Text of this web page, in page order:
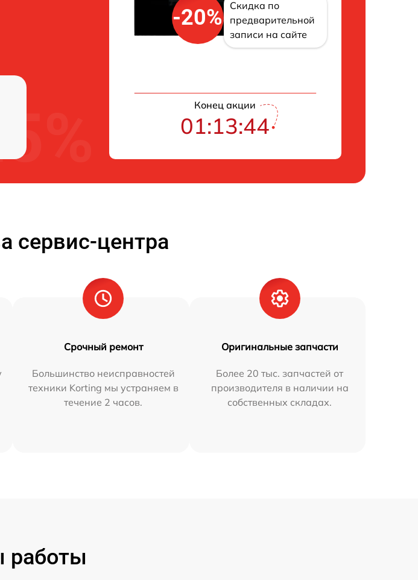
-20%
Скидка по
предварительной
записи на сайте
Конец акции
01:13:43
сервис-центра
Срочный ремонт
Большинство неисправностей
техники Korting мы устраняем в
течение 2 часов.
Оригинальные запчасти
Более 20 тыс. запчастей от
производителя в наличии на
собственных складах.
работы